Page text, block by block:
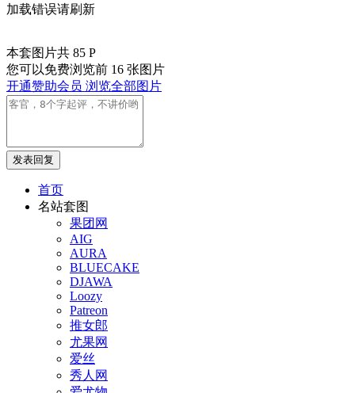
加载错误请刷新
本套图片共 85 P
您可以免费浏览前 16 张图片
开通赞助会员 浏览全部图片
发表回复
首页
名站套图
果团网
AIG
AURA
BLUECAKE
DJAWA
Loozy
Patreon
推女郎
尤果网
爱丝
秀人网